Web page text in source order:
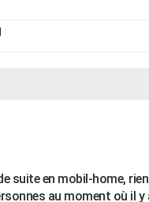
suite en mobil-home,
au moment où il y